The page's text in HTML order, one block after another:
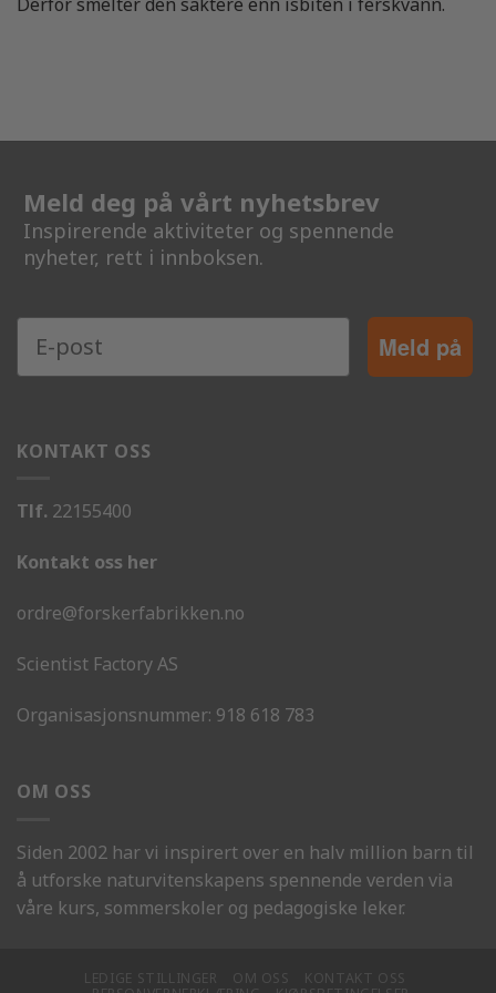
Meld deg på vårt nyhetsbrev
Inspirerende aktiviteter og spennende
nyheter, rett i innboksen.
Meld på
KONTAKT OSS
Tlf. 22155400
Kontakt oss her
ordre@forskerfabrikken.no
Scientist Factory AS
Organisasjonsnummer: 918 618 783
OM OSS
Siden 2002 har vi inspirert over en halv million barn til
å utforske naturvitenskapens spennende verden via
våre kurs, sommerskoler og pedagogiske leker.
LEDIGE STILLINGER OM OSS
KONTAKT OSS